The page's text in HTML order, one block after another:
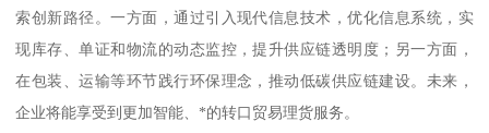
索创新路径。一方面，通过引入现代信息技术，优化信息系统，实
现库存、单证和物流的动态监控，提升供应链透明度；另一方面，
在包装、运输等环节践行环保理念，推动低碳供应链建设。未来，
企业将能享受到更加智能、*的转口贸易理货服务。